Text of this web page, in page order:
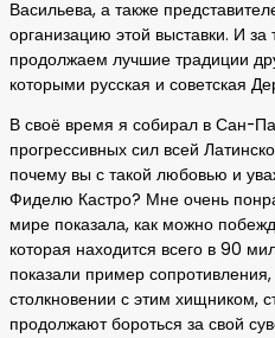
Васильева, а также
организацию этой выставки. И за
продолжаем лучшие традиции
которыми русская и советская
В своё время я собирал в Сан-
прогрессивных сил всей
почему вы с такой любовью и
Фиделю Кастро? Мне очень
мире показала, как можно
которая находится всего в 90
показали пример
столкновении с этим хищником,
продолжают бороться за свой